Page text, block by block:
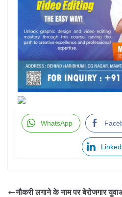
WhatsApp
नौकरी लगाने के नाम पर बेरोजगार